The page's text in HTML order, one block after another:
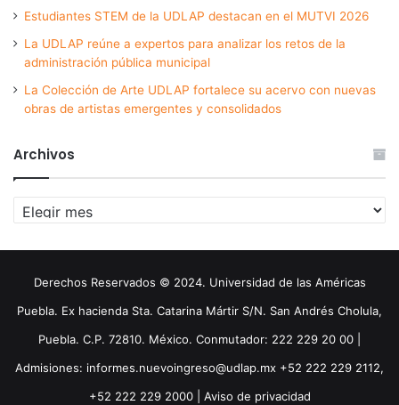
Estudiantes STEM de la UDLAP destacan en el MUTVI 2026
La UDLAP reúne a expertos para analizar los retos de la
administración pública municipal
La Colección de Arte UDLAP fortalece su acervo con nuevas
obras de artistas emergentes y consolidados
Archivos
Archivos
Derechos Reservados © 2024. Universidad de las Américas
Puebla. Ex hacienda Sta. Catarina Mártir S/N. San Andrés Cholula,
Puebla. C.P. 72810. México. Conmutador: 222 229 20 00 |
Admisiones: informes.nuevoingreso@udlap.mx +52 222 229 2112,
+52 222 229 2000 | Aviso de privacidad